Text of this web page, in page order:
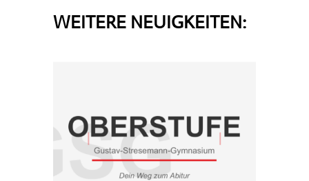
WEITERE NEUIGKEITEN: